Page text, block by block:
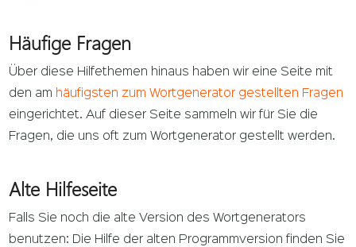
Häufige Fragen
Über diese Hilfethemen hinaus haben wir eine Seite mit
den am häufigsten zum Wortgenerator gestellten Fragen
eingerichtet. Auf dieser Seite sammeln wir für Sie die
Fragen, die uns oft zum Wortgenerator gestellt werden.
Alte Hilfeseite
Falls Sie noch die alte Version des Wortgenerators
benutzen: Die Hilfe der alten Programmversion finden Sie